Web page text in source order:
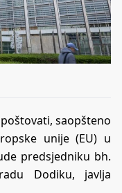
saopšteno
unije (EU) u
predsjedniku bh.
Dodiku, javlja